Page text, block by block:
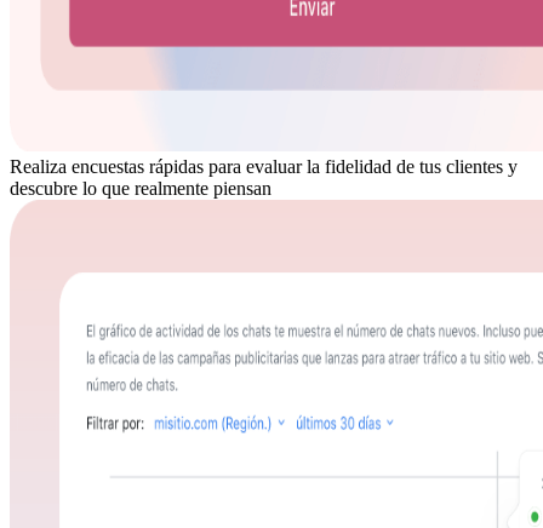
Realiza encuestas rápidas para evaluar la fidelidad de tus clientes y
descubre lo que realmente piensan